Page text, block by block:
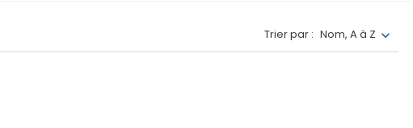
Trier par : Nom, A à Z